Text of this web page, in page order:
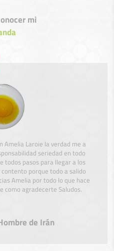
mi
Amelia Laroie la verdad me a
seriedad en todo
todos pasos para llegar a los
porque todo a salido
Amelia por todo lo que hace
como agradecerte Saludos.
de Irán